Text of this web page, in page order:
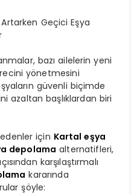
Geçici Eşya
bazı ailelerin yeni
yönetmesini
güvenli biçimde
azaltan başlıklardan biri
için Kartal eşya
depolama alternatifleri,
karşılaştırmalı
kararında
şöyle: